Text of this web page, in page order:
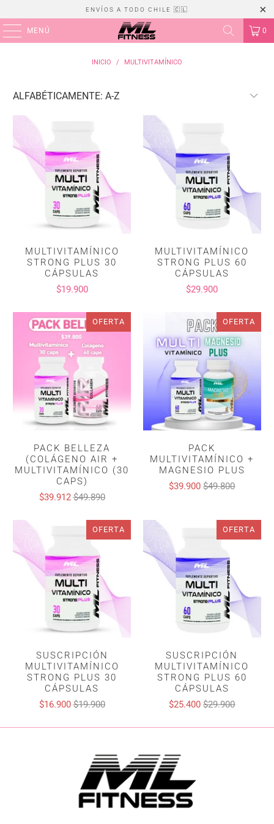
ENVÍOS A TODO CHILE 🇨🇱
MENÚ 0
INICIO / MULTIVITAMÍNICO
MULTIVITAMÍNICO
STRONG PLUS 30
CÁPSULAS
$19.900
MULTIVITAMÍNICO
STRONG PLUS 60
CÁPSULAS
$29.900
OFERTA
PACK BELLEZA
(COLÁGENO AIR +
MULTIVITAMÍNICO (30
CAPS)
$39.912$49.890
OFERTA
PACK
MULTIVITAMÍNICO +
MAGNESIO PLUS
$39.900$49.800
OFERTA
SUSCRIPCIÓN
MULTIVITAMÍNICO
STRONG PLUS 30
CÁPSULAS
$16.900$19.900
OFERTA
SUSCRIPCIÓN
MULTIVITAMÍNICO
STRONG PLUS 60
CÁPSULAS
$25.400$29.900